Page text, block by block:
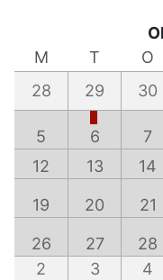
M
T O
28
29 30
5 6 7
12
13 14
19 20 21
26 27 28
2
3 4